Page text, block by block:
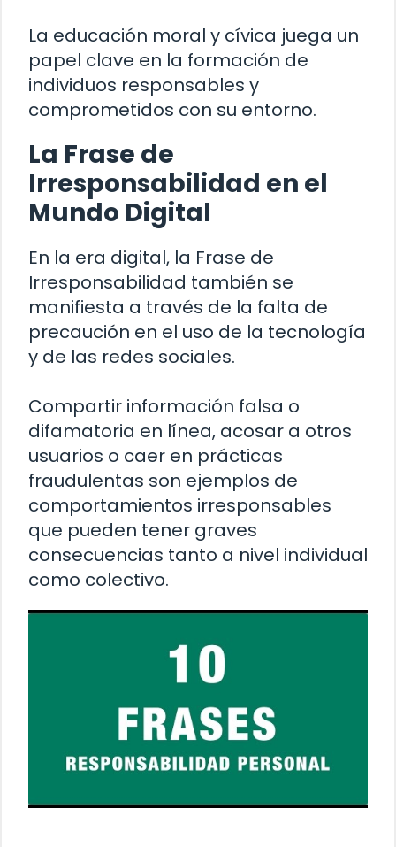
La educación moral y cívica juega un
papel clave en la formación de
individuos responsables y
comprometidos con su entorno.
La Frase de
Irresponsabilidad en el
Mundo Digital
En la era digital, la Frase de
Irresponsabilidad también se
manifiesta a través de la falta de
precaución en el uso de la tecnología
y de las redes sociales.
Compartir información falsa o
difamatoria en línea, acosar a otros
usuarios o caer en prácticas
fraudulentas son ejemplos de
comportamientos irresponsables
que pueden tener graves
consecuencias tanto a nivel individual
como colectivo.